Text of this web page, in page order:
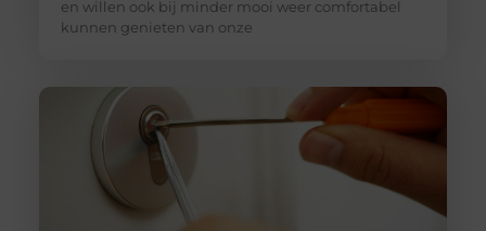
en willen ook bij minder mooi weer comfortabel
kunnen genieten van onze